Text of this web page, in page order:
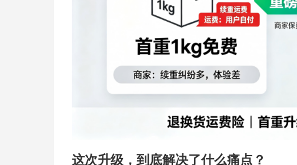
这次升级，到底解决了什么痛点？